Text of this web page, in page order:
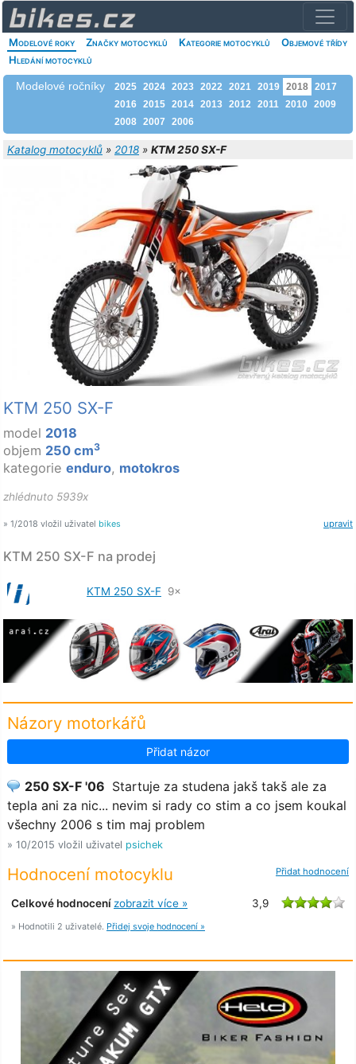
Modelové roky Značky motocyklů Kategorie motocyklů
Objemové třídy
Hledání motocyklů
Modelové ročníky 2025 2024 2023 2022 2021 2019 2018 2017
2016 2015 2014 2013 2012 2011 2010 2009
2008 2007 2006
Katalog motocyklů » 2018 » KTM 250 SX-F
KTM 250 SX-F
model 2018
objem 250 cm3
kategorie enduro, motokros
zhlédnuto 5939x
upravit
» 1/2018 vložil uživatel bikes
KTM 250 SX-F na prodej
KTM 250 SX-F 9×
Názory motorkářů
Přidat názor
250 SX-F '06 Startuje za studena jakš takš ale za
tepla ani za nic... nevim si rady co stim a co jsem koukal
všechny 2006 s tim maj problem
» 10/2015 vložil uživatel psichek
Přidat hodnocení
Hodnocení motocyklu
Celkové hodnocení zobrazit více » 3,9
» Hodnotili 2 uživatelé. Přidej svoje hodnocení »